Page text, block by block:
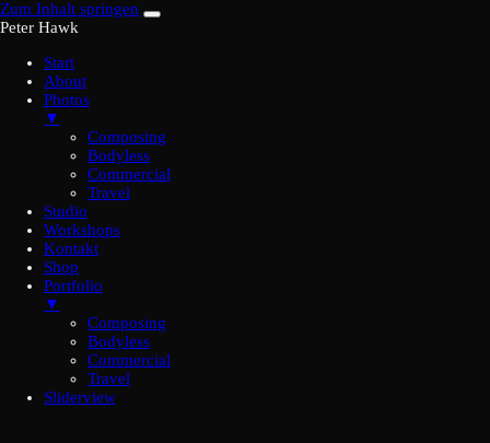
Zum Inhalt springen
Peter Hawk
Start
About
Photos
▼
Composing
Bodyless
Commercial
Travel
Studio
Workshops
Kontakt
Shop
Portfolio
▼
Composing
Bodyless
Commercial
Travel
Sliderview